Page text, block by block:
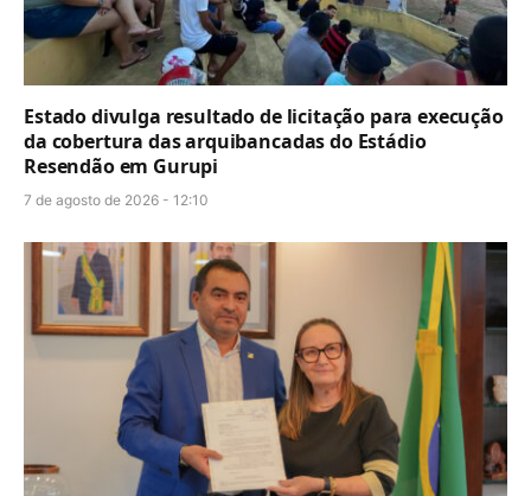
Estado divulga resultado de licitação para execução
da cobertura das arquibancadas do Estádio
Resendão em Gurupi
7 de agosto de 2026 - 12:10